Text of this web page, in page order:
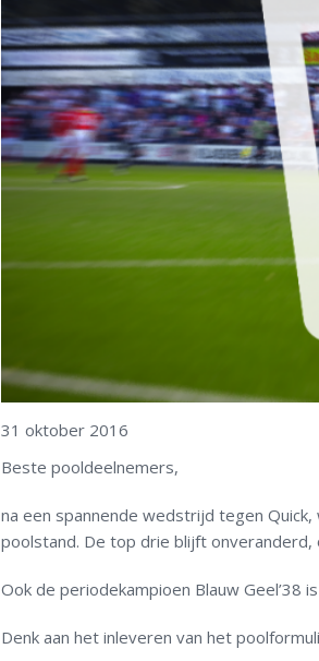
31 oktober 2016
Beste pooldeelnemers,
na een spannende wedstrijd tegen
poolstand. De top drie blijft onveranderd,
Ook de periodekampioen Blauw Geel’38
Denk aan het inleveren van het